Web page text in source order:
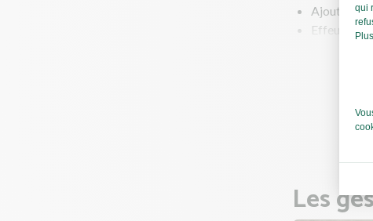
Ajoutez
Effeuillez
Coupez
Épluchez
Coupez
Goûtez et
Les